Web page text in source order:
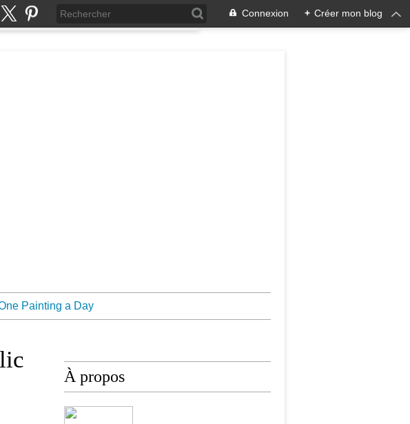
Connexion + Créer mon blog
Painting a Day
À propos